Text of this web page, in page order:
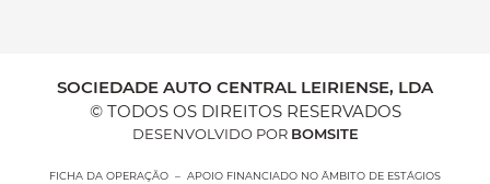
SOCIEDADE AUTO CENTRAL LEIRIENSE, LDA
© TODOS OS DIREITOS RESERVADOS
DESENVOLVIDO POR BOMSITE
FICHA DA OPERAÇÃO – APOIO FINANCIADO NO ÂMBITO DE ESTÁGIOS